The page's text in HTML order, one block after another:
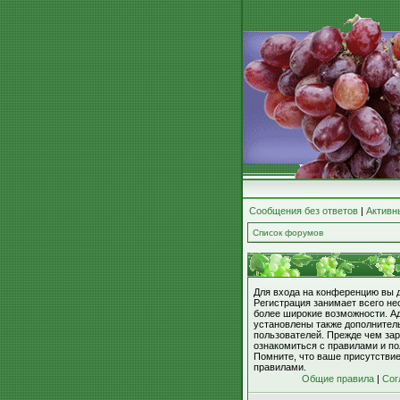
Сообщения без ответов |
Список форумов
Для входа на конференцию вы
Регистрация занимает всего
более широкие возможности.
установлены также
пользователей. Прежде чем
ознакомиться с правилами и
Помните, что ваше
правилами.
Общие правила |